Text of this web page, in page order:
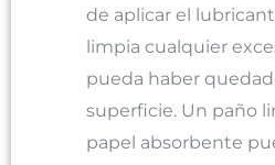
de aplicar el
limpia cualquier
pueda haber
superficie. Un paño
papel absorbente